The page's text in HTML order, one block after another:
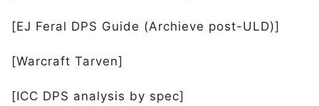
[EJ Feral DPS Guide (Archieve post-ULD)]
[Warcraft Tarven]
[ICC DPS analysis by spec]